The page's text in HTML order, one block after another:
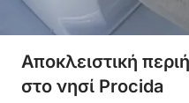
Αποκλειστική
στο νησί Procida